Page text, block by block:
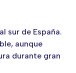
sur de España.
aunque
durante gran